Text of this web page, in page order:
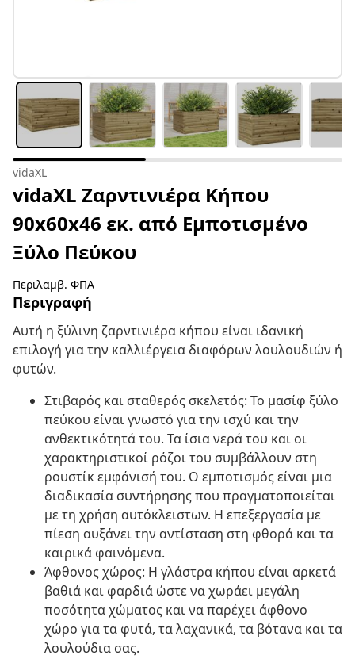
vidaXL
vidaXL Ζαρντινιέρα Κήπου
90x60x46 εκ. από Εμποτισμένο
Ξύλο Πεύκου
Περιλαμβ. ΦΠΑ
Περιγραφή
Αυτή η ξύλινη ζαρντινιέρα κήπου είναι ιδανική
επιλογή για την καλλιέργεια διαφόρων λουλουδιών ή
φυτών.
Στιβαρός και σταθερός σκελετός: Το μασίφ ξύλο
πεύκου είναι γνωστό για την ισχύ και την
ανθεκτικότητά του. Τα ίσια νερά του και οι
χαρακτηριστικοί ρόζοι του συμβάλλουν στη
ρουστίκ εμφάνισή του. Ο εμποτισμός είναι μια
διαδικασία συντήρησης που πραγματοποιείται
με τη χρήση αυτόκλειστων. Η επεξεργασία με
πίεση αυξάνει την αντίσταση στη φθορά και τα
καιρικά φαινόμενα.
Άφθονος χώρος: Η γλάστρα κήπου είναι αρκετά
βαθιά και φαρδιά ώστε να χωράει μεγάλη
ποσότητα χώματος και να παρέχει άφθονο
χώρο για τα φυτά, τα λαχανικά, τα βότανα και τα
λουλούδια σας.